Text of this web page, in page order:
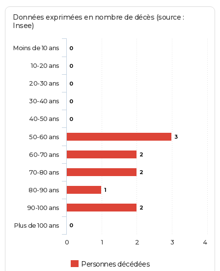
Données exprimées en nombre de décès (source :
Insee)
0
0
0
0
0
3
2
2
1
2
0
Personnes décédées
Moins de 10 ans
10-20 ans
20-30 ans
30-40 ans
40-50 ans
50-60 ans
60-70 ans
70-80 ans
80-90 ans
90-100 ans
Plus de 100 ans
0 1 2 3 4